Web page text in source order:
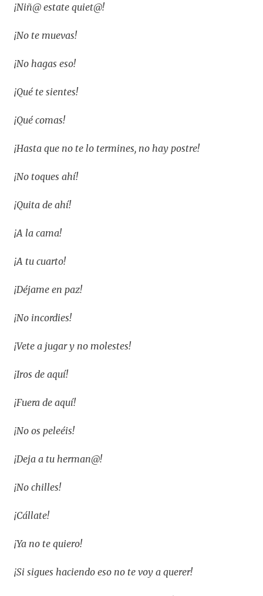
¡Niñ@ estate quiet@!
¡No te muevas!
¡No hagas eso!
¡Qué te sientes!
¡Qué comas!
¡Hasta que no te lo termines, no hay postre!
¡No toques ahí!
¡Quita de ahí!
¡A la cama!
¡A tu cuarto!
¡Déjame en paz!
¡No incordies!
¡Vete a jugar y no molestes!
¡Iros de aquí!
¡Fuera de aquí!
¡No os peleéis!
¡Deja a tu herman@!
¡No chilles!
¡Cállate!
¡Ya no te quiero!
¡Si sigues haciendo eso no te voy a querer!